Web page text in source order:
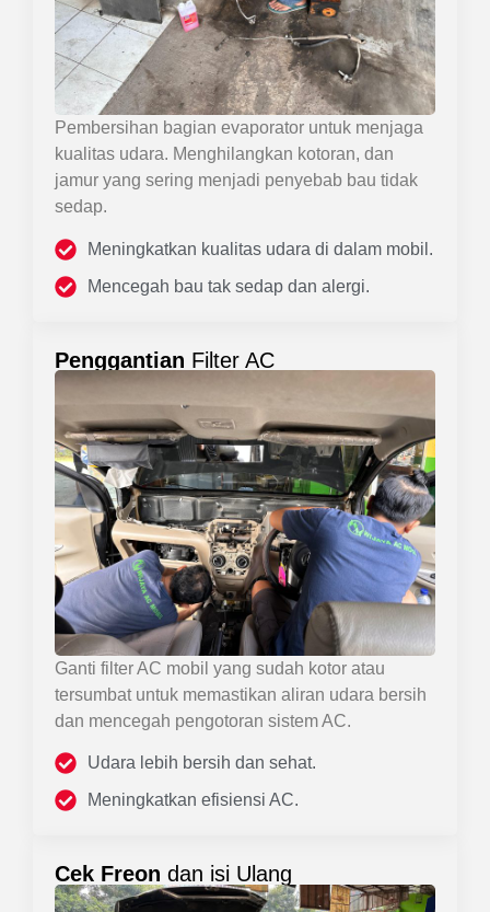
Pembersihan bagian evaporator untuk menjaga
kualitas udara. Menghilangkan kotoran, dan
jamur yang sering menjadi penyebab bau tidak
sedap.
Meningkatkan kualitas udara di dalam mobil.
Mencegah bau tak sedap dan alergi.
Penggantian Filter AC
Ganti filter AC mobil yang sudah kotor atau
tersumbat untuk memastikan aliran udara bersih
dan mencegah pengotoran sistem AC.
Udara lebih bersih dan sehat.
Meningkatkan efisiensi AC.
Cek Freon dan isi Ulang